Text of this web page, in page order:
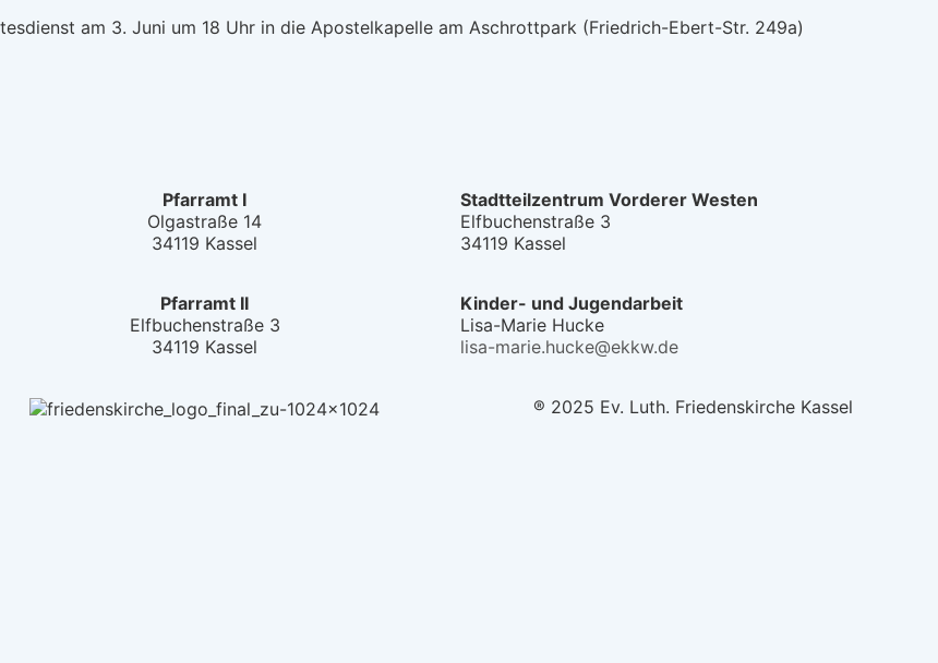
am 3. Juni um 18 Uhr in die Apostelkapelle am Aschrottpark (Friedrich-Ebert-Str. 249a)
Pfarramt I
Olgastraße 14
34119 Kassel
Stadtteilzentrum Vorderer Westen
Elfbuchenstraße 3
34119 Kassel
Pfarramt II
Elfbuchenstraße 3
34119 Kassel
Kinder- und Jugendarbeit
Lisa-Marie Hucke
lisa-marie.hucke@ekkw.de
® 2025 Ev. Luth. Friedenskirche Kassel